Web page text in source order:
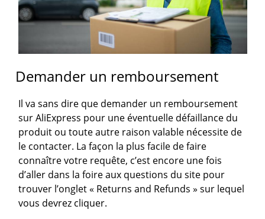
Demander un remboursement
Il va sans dire que demander un remboursement
sur AliExpress pour une éventuelle défaillance du
produit ou toute autre raison valable nécessite de
le contacter. La façon la plus facile de faire
connaître votre requête, c’est encore une fois
d’aller dans la foire aux questions du site pour
trouver l’onglet « Returns and Refunds » sur lequel
vous devrez cliquer.